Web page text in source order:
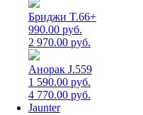
Бриджи T.66+
990.00 руб.
2 970.00 руб.
Анорак J.559
1 590.00 руб.
4 770.00 руб.
Jaunter